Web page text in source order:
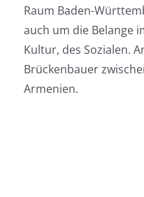
Raum Baden-
auch um die Belange
Kultur, des Sozialen.
Brückenbauer
Armenien.